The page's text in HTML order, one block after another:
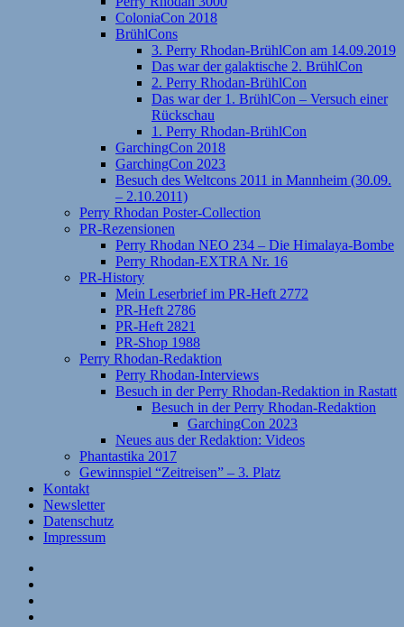
ColoniaCon 2018
BrühlCons
3. Perry Rhodan-BrühlCon am 14.09.2019
Das war der galaktische 2. BrühlCon
2. Perry Rhodan-BrühlCon
Das war der 1. BrühlCon – Versuch einer
Rückschau
1. Perry Rhodan-BrühlCon
GarchingCon 2018
GarchingCon 2023
Besuch des Weltcons 2011 in Mannheim (30.09.
– 2.10.2011)
Perry Rhodan Poster-Collection
PR-Rezensionen
Perry Rhodan NEO 234 – Die Himalaya-Bombe
Perry Rhodan-EXTRA Nr. 16
PR-History
Mein Leserbrief im PR-Heft 2772
PR-Heft 2786
PR-Heft 2821
PR-Shop 1988
Perry Rhodan-Redaktion
Perry Rhodan-Interviews
Besuch in der Perry Rhodan-Redaktion in Rastatt
Besuch in der Perry Rhodan-Redaktion
GarchingCon 2023
Neues aus der Redaktion: Videos
Phantastika 2017
Gewinnspiel “Zeitreisen” – 3. Platz
Kontakt
Newsletter
Datenschutz
Impressum